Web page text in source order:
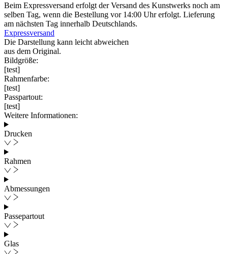
Beim Expressversand erfolgt der Versand des Kunstwerks noch am
selben Tag, wenn die Bestellung vor 14:00 Uhr erfolgt. Lieferung
am nächsten Tag innerhalb Deutschlands.
Expressversand
Die Darstellung kann leicht abweichen
aus dem Original.
Bildgröße:
[test]
Rahmenfarbe:
[test]
Passpartout:
[test]
Weitere Informationen:
Drucken
Rahmen
Abmessungen
Passepartout
Glas